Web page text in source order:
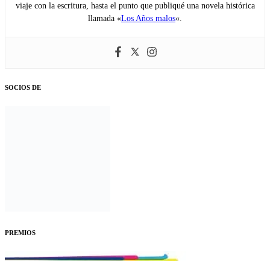
viaje con la escritura, hasta el punto que publiqué una novela histórica
llamada «Los Años malos«.
SOCIOS DE
PREMIOS